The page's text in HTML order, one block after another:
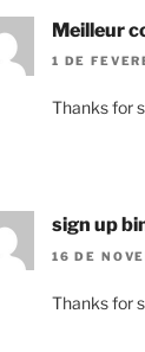
Meilleur
1 DE
Thanks for
sign up
16 DE
Thanks for